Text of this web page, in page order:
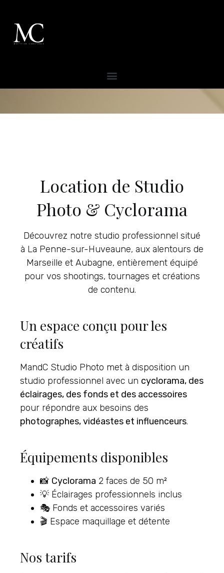
Location de Studio
Photo & Cyclorama
Découvrez notre studio professionnel situé
à La Penne-sur-Huveaune, aux alentours de
Marseille et Aubagne, entièrement équipé
pour vos shootings, tournages et créations
de contenu.
Un espace conçu pour les
créatifs
MandC Studio Photo met à disposition un
studio professionnel avec un cyclorama, des
éclairages, des fonds et des accessoires
pour répondre aux besoins des
photographes, vidéastes et influenceurs.
Équipements disponibles
📸 Cyclorama 2 faces de 50 m²
💡 Éclairages professionnels inclus
🎭 Fonds et accessoires variés
🎬 Espace maquillage et détente
Nos tarifs